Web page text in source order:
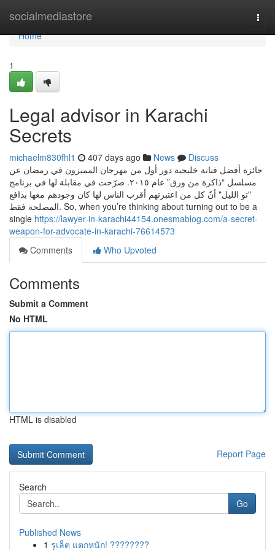
socialmediastore
Home
Home
1
Legal advisor in Karachi
Secrets
michaelm830fhl1 407 days ago News
Discuss
جائزة أفضل فنانة خليجية دور أول من مهرجان المميزون في رمضان عن
مسلسل “ذاكرة من ورق” عام ٢٠١٥. صرّحت في مقابلة لها في برنامج
"تو الليل" أنّ كل من اعتبرتهم أقرب الناس لها كان وجودهم معها بدافع
المصلحة فقط. So, when you’re thinking about turning out to be a
single https://lawyer-in-karachi44154.onesmablog.com/a-secret-
weapon-for-advocate-in-karachi-76614573
Comments
Who Upvoted
Comments
Submit a Comment
No HTML
HTML is disabled
Report Page
Search
Go
Published News
1 รูเล็ต แตกหนัก! ????????